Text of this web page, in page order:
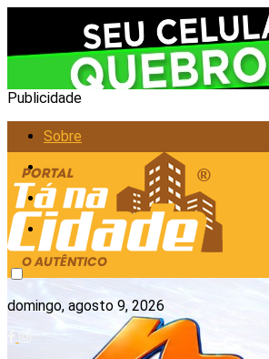
Publicidade
Sobre
Anunciar
Política de Privacidade
Contato
domingo, agosto 9, 2026